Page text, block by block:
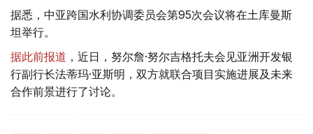
据悉，中亚跨国水利协调委员会第95次会议将在土库曼斯
坦举行。
据此前报道 ，近日，努尔詹·努尔吉格托夫会见亚洲开发银
行副行长法蒂玛·亚斯明，双方就联合项目实施进展及未来
合作前景进行了讨论。